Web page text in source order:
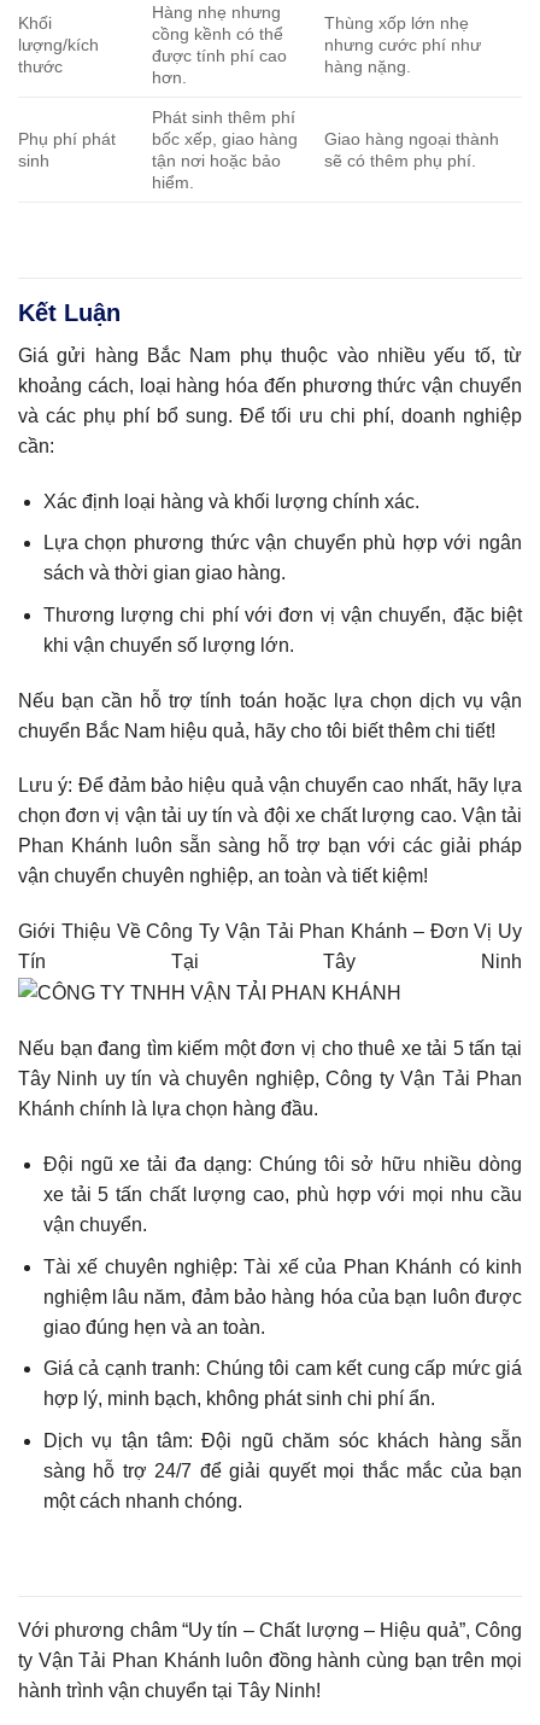
Khối
lượng/kích
thước
Hàng nhẹ nhưng
cồng kềnh có thể
được tính phí cao
hơn.
Thùng xốp lớn nhẹ
nhưng cước phí như
hàng nặng.
Phụ phí phát
sinh
Phát sinh thêm phí
bốc xếp, giao hàng
tận nơi hoặc bảo
hiểm.
Giao hàng ngoại thành
sẽ có thêm phụ phí.
Kết Luận
Giá gửi hàng Bắc Nam phụ thuộc vào nhiều yếu tố, từ
khoảng cách, loại hàng hóa đến phương thức vận chuyển
và các phụ phí bổ sung. Để tối ưu chi phí, doanh nghiệp
cần:
Xác định loại hàng và khối lượng chính xác.
Lựa chọn phương thức vận chuyển phù hợp với ngân
sách và thời gian giao hàng.
Thương lượng chi phí với đơn vị vận chuyển, đặc biệt
khi vận chuyển số lượng lớn.
Nếu bạn cần hỗ trợ tính toán hoặc lựa chọn dịch vụ vận
chuyển Bắc Nam hiệu quả, hãy cho tôi biết thêm chi tiết!
Lưu ý: Để đảm bảo hiệu quả vận chuyển cao nhất, hãy lựa
chọn đơn vị vận tải uy tín và đội xe chất lượng cao. Vận tải
Phan Khánh luôn sẵn sàng hỗ trợ bạn với các giải pháp
vận chuyển chuyên nghiệp, an toàn và tiết kiệm!
Giới Thiệu Về Công Ty Vận Tải Phan Khánh – Đơn Vị Uy
Tín Tại Tây Ninh
Nếu bạn đang tìm kiếm một đơn vị cho thuê xe tải 5 tấn tại
Tây Ninh uy tín và chuyên nghiệp, Công ty Vận Tải Phan
Khánh chính là lựa chọn hàng đầu.
Đội ngũ xe tải đa dạng: Chúng tôi sở hữu nhiều dòng
xe tải 5 tấn chất lượng cao, phù hợp với mọi nhu cầu
vận chuyển.
Tài xế chuyên nghiệp: Tài xế của Phan Khánh có kinh
nghiệm lâu năm, đảm bảo hàng hóa của bạn luôn được
giao đúng hẹn và an toàn.
Giá cả cạnh tranh: Chúng tôi cam kết cung cấp mức giá
hợp lý, minh bạch, không phát sinh chi phí ẩn.
Dịch vụ tận tâm: Đội ngũ chăm sóc khách hàng sẵn
sàng hỗ trợ 24/7 để giải quyết mọi thắc mắc của bạn
một cách nhanh chóng.
Với phương châm “Uy tín – Chất lượng – Hiệu quả”, Công
ty Vận Tải Phan Khánh luôn đồng hành cùng bạn trên mọi
hành trình vận chuyển tại Tây Ninh!